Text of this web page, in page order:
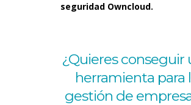
seguridad Owncloud.
¿Quieres conseguir
herramienta para
gestión de